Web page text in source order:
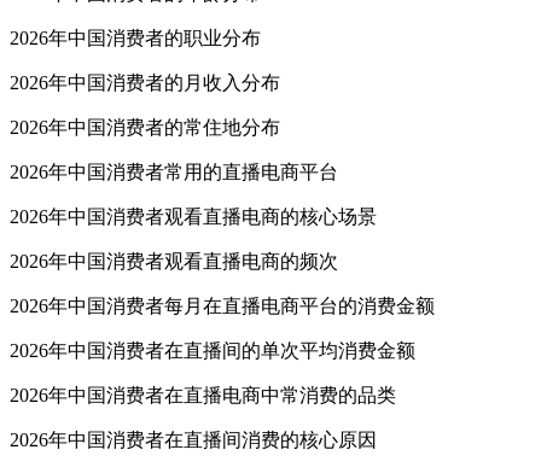
2026年中国消费者的职业分布
2026年中国消费者的月收入分布
2026年中国消费者的常住地分布
2026年中国消费者常用的直播电商平台
2026年中国消费者观看直播电商的核心场景
2026年中国消费者观看直播电商的频次
2026年中国消费者每月在直播电商平台的消费金额
2026年中国消费者在直播间的单次平均消费金额
2026年中国消费者在直播电商中常消费的品类
2026年中国消费者在直播间消费的核心原因